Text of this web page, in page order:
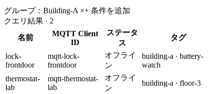
グループ：Building-A ×+ 条件を追加
クエリ結果 · 2
名前
MQTT Client
ID
ステータ
ス
タグ
lock-
frontdoor
mqtt-lock-
frontdoor
オフライ
ン
building-a · battery-
watch
thermostat-
lab
mqtt-thermostat-
lab
オフライ
ン
building-a · floor-3